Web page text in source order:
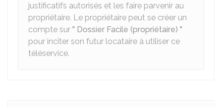
justificatifs autorisés et les faire parvenir au
propriétaire. Le propriétaire peut se créer un
compte sur " Dossier Facile (propriétaire) "
pour inciter son futur locataire à utiliser ce
téléservice.